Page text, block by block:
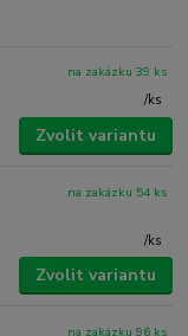
/ks
na zakázku 39 ks
Zvolit variantu
/ks
na zakázku 54 ks
Zvolit variantu
na zakázku 96 ks